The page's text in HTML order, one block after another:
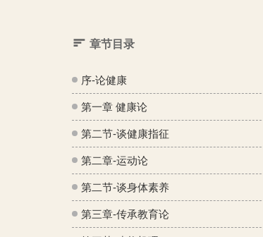
章节目录
序-论健康
第一章 健康论
第二节-谈健康指征
第二章-运动论
第二节-谈身体素养
第三章-传承教育论